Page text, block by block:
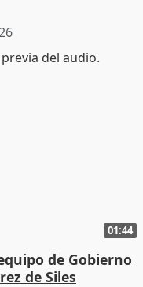
01:44
de Gobierno
de Siles